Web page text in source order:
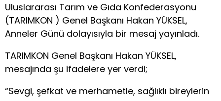
Uluslararası Tarım ve Gıda Konfederasyonu
(TARIMKON ) Genel Başkanı Hakan YÜKSEL,
Anneler Günü dolayısıyla bir mesaj yayınladı.
TARIMKON Genel Başkanı Hakan YÜKSEL,
mesajında şu ifadelere yer verdi;
“Sevgi, şefkat ve merhametle, sağlıklı bireylerin